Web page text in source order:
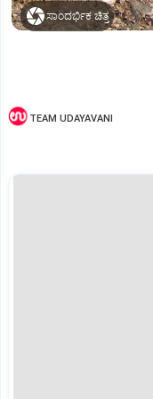
ಸಾಂದರ್ಭಿಕ ಚಿತ್ರ
TEAM UDAYAVANI